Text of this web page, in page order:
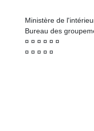
et
¤
¤